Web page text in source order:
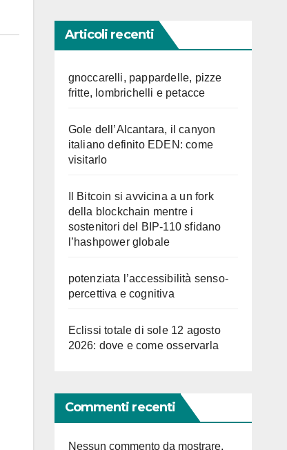
Articoli recenti
gnoccarelli, pappardelle, pizze
fritte, lombrichelli e petacce
Gole dell’Alcantara, il canyon
italiano definito EDEN: come
visitarlo
Il Bitcoin si avvicina a un fork
della blockchain mentre i
sostenitori del BIP-110 sfidano
l’hashpower globale
potenziata l’accessibilità senso-
percettiva e cognitiva
Eclissi totale di sole 12 agosto
2026: dove e come osservarla
Commenti recenti
Nessun commento da mostrare.